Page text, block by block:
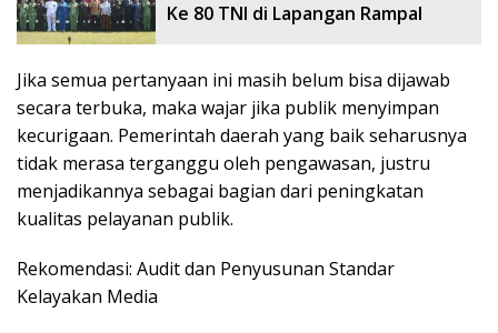
Ke 80 TNI di Lapangan Rampal
Jika semua pertanyaan ini masih belum bisa dijawab
secara terbuka, maka wajar jika publik menyimpan
kecurigaan. Pemerintah daerah yang baik seharusnya
tidak merasa terganggu oleh pengawasan, justru
menjadikannya sebagai bagian dari peningkatan
kualitas pelayanan publik.
Rekomendasi: Audit dan Penyusunan Standar
Kelayakan Media